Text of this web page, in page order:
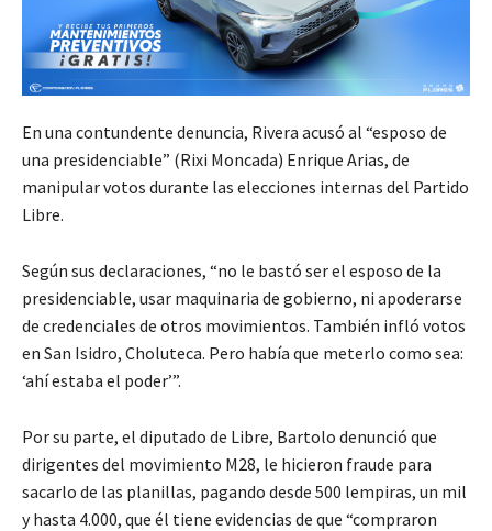
En una contundente denuncia, Rivera acusó al “esposo de
una presidenciable” (Rixi Moncada) Enrique Arias, de
manipular votos durante las elecciones internas del Partido
Libre.
Según sus declaraciones, “no le bastó ser el esposo de la
presidenciable, usar maquinaria de gobierno, ni apoderarse
de credenciales de otros movimientos. También infló votos
en San Isidro, Choluteca. Pero había que meterlo como sea:
‘ahí estaba el poder’”.
Por su parte, el diputado de Libre, Bartolo denunció que
dirigentes del movimiento M28, le hicieron fraude para
sacarlo de las planillas, pagando desde 500 lempiras, un mil
y hasta 4.000, que él tiene evidencias de que “compraron